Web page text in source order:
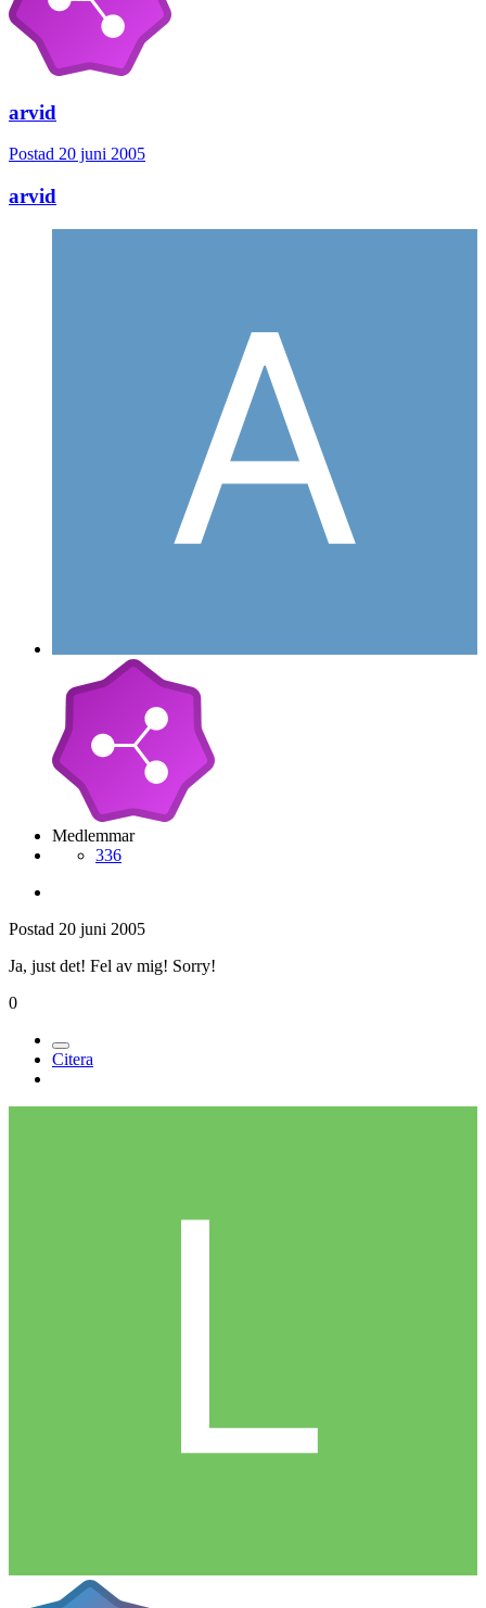
arvid
Postad 20 juni 2005
arvid
Medlemmar
336
Postad 20 juni 2005
Ja, just det! Fel av mig! Sorry!
0
Citera